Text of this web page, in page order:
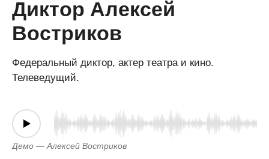
Диктор Алексей
Востриков
Федеральный диктор, актер театра и кино.
Телеведущий.
Демо — Алексей Востриков